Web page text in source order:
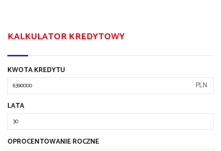
KALKULATOR KREDYTOWY
KWOTA KREDYTU
PLN
LATA
OPROCENTOWANIE ROCZNE